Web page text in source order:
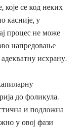
које се код неких
касније, у
процес не може
напредовање
исхрану.
до фоликула.
и подложна
у овој фази